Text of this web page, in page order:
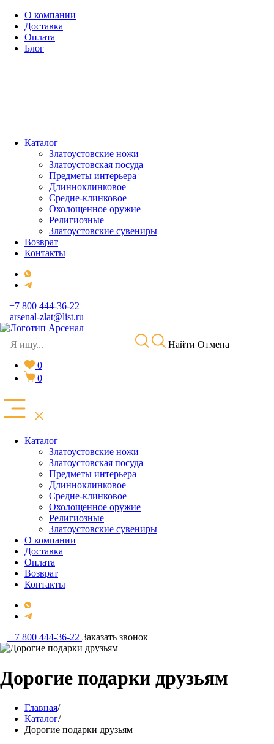
О компании
Доставка
Оплата
Блог
Каталог
Златоустовские ножи
Златоустовская посуда
Предметы интерьера
Длинноклинковое
Средне-клинковое
Охолощенное оружие
Религиозные
Златоустовские сувениры
Возврат
Контакты
+7 800 444-36-22
arsenal-zlat@list.ru
Найти Отмена
0
0
Каталог
Златоустовские ножи
Златоустовская посуда
Предметы интерьера
Длинноклинковое
Средне-клинковое
Охолощенное оружие
Религиозные
Златоустовские сувениры
О компании
Доставка
Оплата
Возврат
Контакты
+7 800 444-36-22 Заказать звонок
Дорогие подарки друзьям
Главная/
Каталог/
Дорогие подарки друзьям